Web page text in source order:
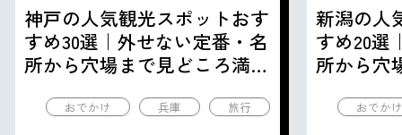
神戸の人気観光スポットおす
すめ30選｜外せない定番・名
所から穴場まで見どころ満載
おでかけ 兵庫 旅行
新潟の人
すめ20選
所から穴
おでか